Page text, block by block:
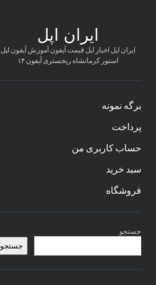
ایران اپل
ایران اپل اخبار اپل قیمت آیفون آموزش آیفون اپل
استور کرمانشاه ریجستری آیفون ۱۴
برگه نمونه
پرداخت
حساب کاربری من
سبد خرید
فروشگاه
کناری
جستجو
جستجو